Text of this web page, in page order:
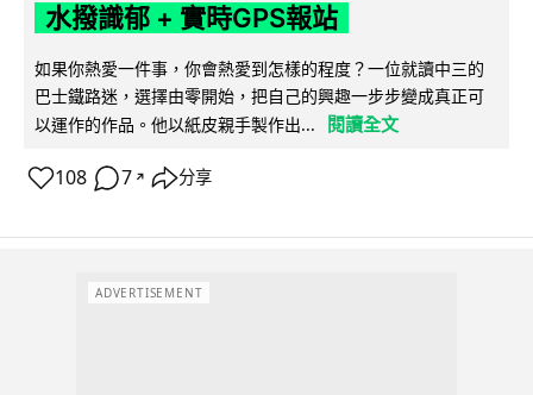
水撥識郁 + 實時GPS報站
如果你熱愛一件事，你會熱愛到怎樣的程度？一位就讀中三的
巴士鐵路迷，選擇由零開始，把自己的興趣一步步變成真正可
以運作的作品。他以紙皮親手製作出...
閱讀全文
108 7 ↗ 分享
ADVERTISEMENT